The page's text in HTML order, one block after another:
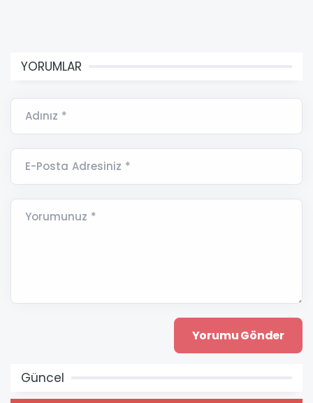
YORUMLAR
Adınız *
E-Posta Adresiniz *
Yorumunuz *
Güncel